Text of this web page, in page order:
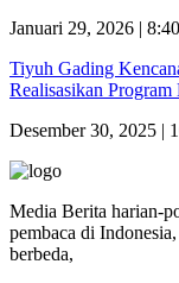
Januari 29, 2026 |
Tiyuh Gading
Realisasikan Program
Desember 30, 2025 |
Media Berita harian-
pembaca di
berbeda,